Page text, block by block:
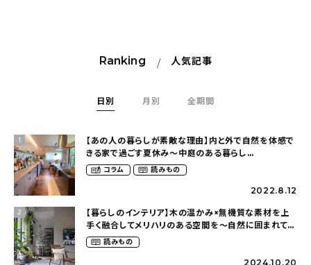
プライバシーポリシー
お問い合わせ
Ranking 人気記事
日別 月別 全期間
1
【あの人の暮らしが素敵な理由】内と外で自然を体感で
きる家で過ごす夏休み〜中庭のある暮らし
（yume_2700さん）
コラム 読みもの
2022.8.12
2
【暮らしのインテリア】木の温かみ×無機質な素材を上
手く融合してメリハリのある空間を〜自然に囲まれて暮
らす（ki_no_ieさん）
読みもの
2024.10.20